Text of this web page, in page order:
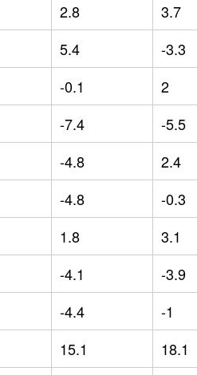
2.8 3.7
5.4 -3.3
-0.1 2
-7.4 -5.5
-4.8 2.4
-4.8 -0.3
1.8 3.1
-4.1 -3.9
-4.4 -1
15.1 18.1